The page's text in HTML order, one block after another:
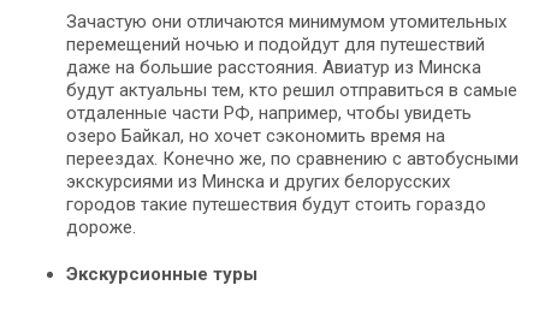
Зачастую они отличаются минимумом утомительных
перемещений ночью и подойдут для путешествий
даже на большие расстояния. Авиатур из Минска
будут актуальны тем, кто решил отправиться в самые
отдаленные части РФ, например, чтобы увидеть
озеро Байкал, но хочет сэкономить время на
переездах. Конечно же, по сравнению с автобусными
экскурсиями из Минска и других белорусских
городов такие путешествия будут стоить гораздо
дороже.
Экскурсионные туры